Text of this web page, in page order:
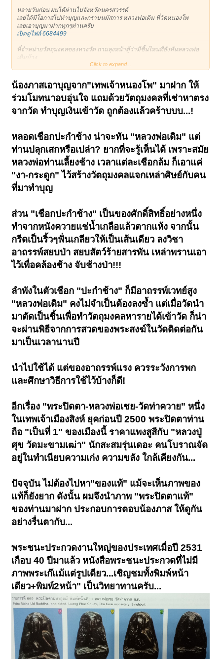
หลายวันก่อน ผมได้ผ่านไปจังหวัดนครสวรรค์
เลยได้มีโอกาสไปทำบุญและกราบนมัสการ หลวงพ่อเดิม ที่วัดหนองโพ
เลยเอาบุญมาฝากทุกๆท่านครับ
เปิดดูไฟล์ 6684499
ที่จำหน่ายวัตถุมงคลของทางวัด ถามลุงหน้าตู้ว่ามีชิ้นไหนที่ยังทันหลวงพ่อ
เดิมบ้าง
ลุงแนะนำว่า มีเชือกปะกำปิดทอง ใส่หลอดตะกรุด ทันหลวงพ่อเดิมแน่นอน
เปิดดูไฟล์ 6684500
ผมเลยจัดไป 1 หลอด ตามกำลังทรัพย์ที่มีตอนนั้นครับ 55
ในหลอดที่ใส่เชือกปะกำ ผมแกะออกดูเห็นเป็นเทียนหอมๆปิดหัวท้ายหลอด
ตะกรุดด้วยครับ(ไม่อ่อนนิ่มเหมือนสีผึ้ง) ส่วนเรื่องทันไม่ทันอีกเรื่องนะครับ
เปิดดูไฟล์ 6684501
ก็คงเป็นพระปิดตา หลวงพ่อเชย วัดท่าควาย
เคยถามเพื่อนคนจังหวัดนี้ว่ามีไหม ขอสักองค์
เพื่อนเล่าให้ฟังว่า คนแถวบ้านแขวนพระปิดตาวัดนี้
ถูกยิvเข้าที่หน้าผาก ลูกปืนยิงไม่เข้าแต่แฉลบออก ถากผมหายไป(ไม่มีแผล)
หลายปีผ่านไปจนบัดนี้บริเวณที่โดนถากไปเส้นผมยังไม่ขึ้นเลย
ส่วนเรื่องขอพระ ไม่ต้องพูดถึงเพื่อนว่า ปู่ตู พ่อตู ยังไม่มีเลยสักองค์
Click to expand...
น้องภาสเอาบุญจาก"เทพเจ้าหนองโพ" มาฝาก ให้
ร่วมโมทนาอบอุ่นใจ แถมด้วยวัตถุมงคลที่เช่าหาตรง
จากวัด ทำบุญเงินเข้าวัด ถูกต้องแล้วคร้าบบบ...!
หลอดเชือกปะกำช้าง น่าจะทัน "หลวงพ่อเดิม" แต่
ท่านปลุกเสกหรือเปล่า? ยากที่จะรู้เห็นได้ เพราะสมัย
หลวงพ่อท่านเลี้ยงช้าง เวลาแต่ละเชือกล้ม ก็เอาแค่
"งา-กระดูก" ไว้สร้างวัตถุมงคลแจกเหล่าศิษย์กับคน
ที่มาทำบุญ
ส่วน "เชือกปะกำช้าง" เป็นของศักดิ์สิทธิ์อย่างหนึ่ง
ทำจากหนังควายแช่น้ำเกลือแล้วตากแห้ง จากนั้น
กรีดเป็นริ้วๆฟั่นเกลียวให้เป็นเส้นเดียว ลงวิชา
อาถรรพ์สยบป่า สยบสัตว์ร้ายสารพัน เหล่าพรานเอา
ไว้เพื่อคล้องช้าง จับช้างป่า!!!
ลำพังในตัวเชือก "ปะกำช้าง" ก็มีอาถรรพ์เวทย์สูง
"หลวงพ่อเดิม" คงไม่จำเป็นต้องลงซ้ำ แต่เมื่อวัดนำ
มาตัดเป็นชิ้นเพื่อทำวัตถุมงคลหารายได้เข้าวัด ก็น่า
จะผ่านพิธีจากการสวดของพระสงฆ์ในวัดติดต่อกัน
มาเป็นเวลานานปี
นำไปใช้ได้ แต่ของอาถรรพ์แรง ควรระวังการพก
และศึกษาวิธีการใช้ไว้บ้างก็ดี!
อีกเรื่อง "พระปิดตา-หลวงพ่อเชย-วัดท่าควาย" หนึ่ง
ในเทพเจ้าเมืองสิงห์ ยุคก่อนปี 2500 พระปิดตาท่าน
ถือ "เป็นที่ 1" ของเมืองนี้ ราคาแพงสูสีกับ "หลวงปู่
ศุข วัดมะขามเฒ่า" นักสะสมรุ่นเดอะ คนโบราณจัด
อยู่ในทำเนียบความเก่ง ความขลัง ใกล้เคียงกัน...
ปัจจุบัน ไม่ต้องไปหา"ของแท้" แม้จะเห็นภาพของ
แท้ก็ยังยาก ดังนั้น ผมจึงนำภาพ "พระปิดตาแท้"
ของท่านมาฝาก ประกอบการตอบน้องภาส ให้ดูกัน
อย่างรื่นตากับ...
พระชนะประกวดงานใหญ่ของประเทศเมื่อปี 2531
เกือบ 40 ปีมาแล้ว หนังสือพระชนะประกวดที่ไม่มี
ภาพพระเก๊แม้แต่รูปเดียว...เชิญชมทั้งพิมพ์หน้า
เดียว+พิมพ์2หน้า" เป็นวิทยาทานครับ...